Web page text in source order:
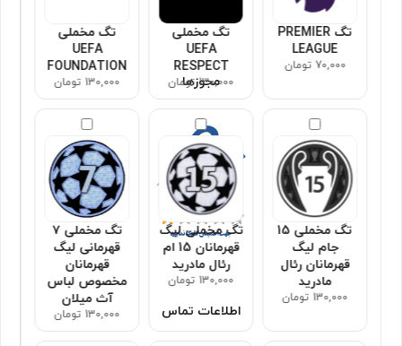
تگ PREMIER
LEAGUE
70,000 تومان
تگ مخملی
UEFA
RESPECT
130,000 تومان
تگ مخملی
UEFA
FOUNDATION
130,000 تومان
تگ مخملی 15
جام لیگ
قهرمانان رئال
مادرید
130,000 تومان
تگ مخملی لیگ
قهرمانان 15 ام
رئال مادرید
130,000 تومان
تگ مخملی ۷
قهرمانی لیگ
قهرمانان
مخصوص لباس
آث میلان
130,000 تومان
مجوزها
اطلاعات تماس